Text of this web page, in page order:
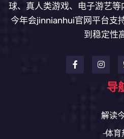
球、真人类游戏、电子游艺
今年会jinnianhui官网平台支
到稳定性
导
解读
体育